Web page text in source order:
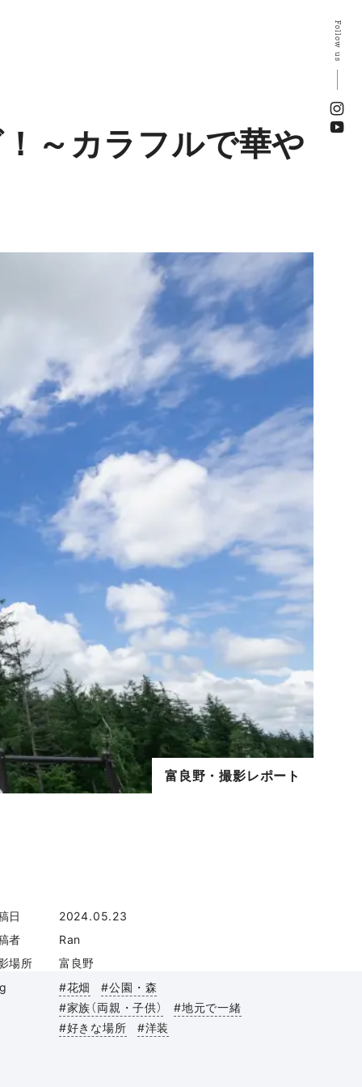
～カラフルで華や
富良野・撮影レポート
Follow us
日
2024.05.23
者
Ran
場所
富良野
#花畑
#公園・森
#家族（両親・子供）
#地元で一緒
#好きな場所
#洋装